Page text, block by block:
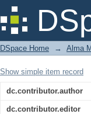
DSpace Home → Alma
Show simple item record
dc.contributor.author
dc.contributor.editor